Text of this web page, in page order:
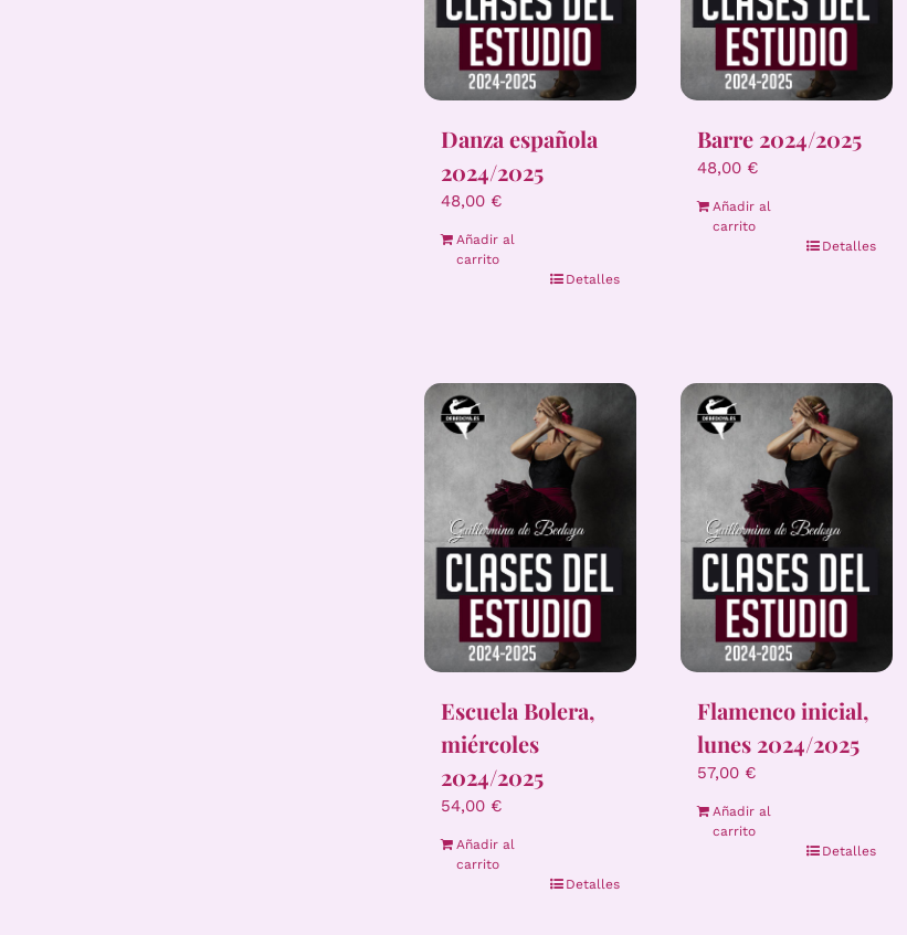
Danza española
2024/2025
48,00 €
Añadir al
carrito
Detalles
Barre 2024/2025
48,00 €
Añadir al
carrito
Detalles
Escuela Bolera,
miércoles
2024/2025
54,00 €
Añadir al
carrito
Detalles
Flamenco inicial,
lunes 2024/2025
57,00 €
Añadir al
carrito
Detalles